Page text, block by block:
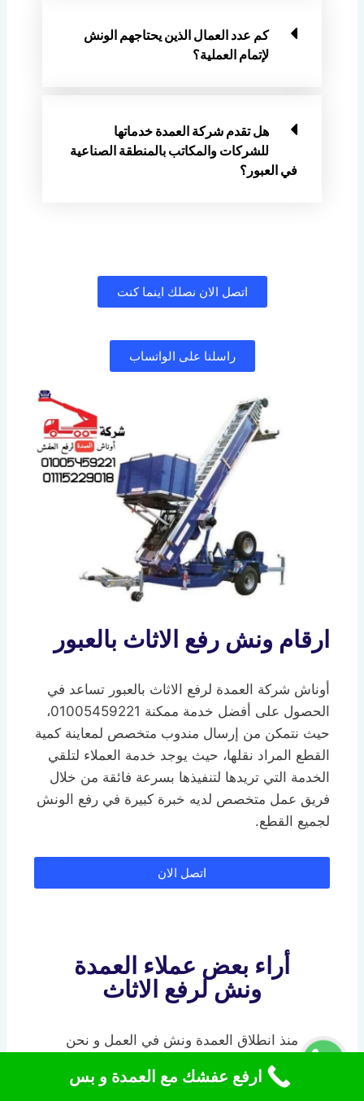
كم عدد العمال الذين يحتاجهم الونش
لإتمام العملية؟
هل تقدم شركة العمدة خدماتها
للشركات والمكاتب بالمنطقة الصناعية
في العبور؟
اتصل الان نصلك اينما كنت
راسلنا على الواتساب
ارقام ونش رفع الاثاث بالعبور
أوناش شركة العمدة لرفع الاثاث بالعبور تساعد في
الحصول على أفضل خدمة ممكنة 01005459221،
حيث نتمكن من إرسال مندوب متخصص لمعاينة كمية
القطع المراد نقلها، حيث يوجد خدمة العملاء لتلقي
الخدمة التي تريدها لتنفيذها بسرعة فائقة من خلال
فريق عمل متخصص لديه خبرة كبيرة في رفع الونش
لجميع القطع.
اتصل الان
أراء بعض عملاء العمدة
ونش لرفع الاثاث
منذ انطلاق العمدة ونش في العمل و نحن
وضعنا علي عاتقنا الاهتمام الاول براحة العميل
– حيث ان راحة العميل هي مبتغانا الذي نسعى
ارفع عفشك مع العمدة و بس